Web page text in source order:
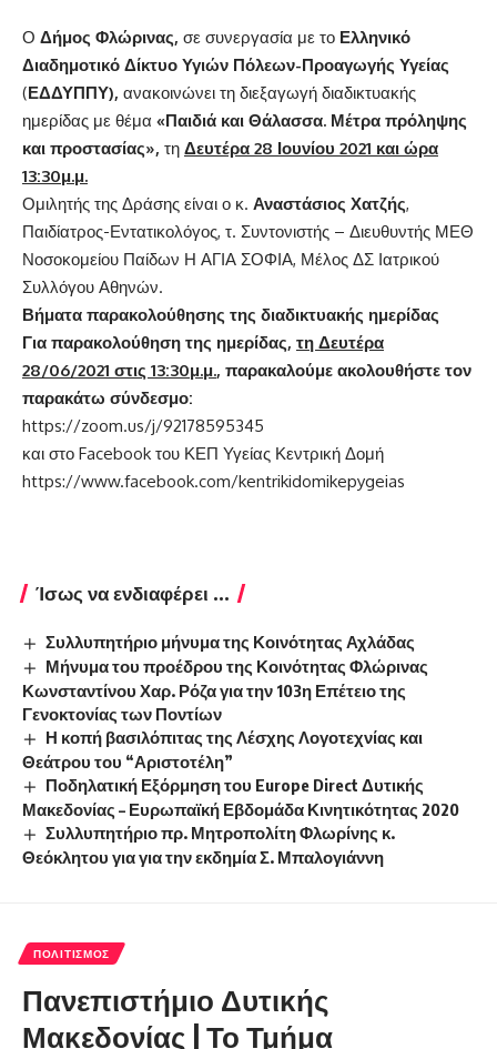
Ο Δήμος Φλώρινας, σε συνεργασία με το Ελληνικό
Διαδημοτικό Δίκτυο Υγιών Πόλεων-Προαγωγής Υγείας
(ΕΔΔΥΠΠΥ), ανακοινώνει τη διεξαγωγή διαδικτυακής
ημερίδας με θέμα «Παιδιά και Θάλασσα. Μέτρα πρόληψης
και προστασίας», τη Δευτέρα 28 Ιουνίου 2021 και ώρα
13:30μ.μ.
Ομιλητής της Δράσης είναι ο κ. Αναστάσιος Χατζής,
Παιδίατρος-Εντατικολόγος, τ. Συντονιστής – Διευθυντής ΜΕΘ
Νοσοκομείου Παίδων Η ΑΓΙΑ ΣΟΦΙΑ, Μέλος ΔΣ Ιατρικού
Συλλόγου Αθηνών.
Βήματα παρακολούθησης της διαδικτυακής ημερίδας
Για παρακολούθηση της ημερίδας, τη Δευτέρα
28/06/2021 στις 13:30μ.μ., παρακαλούμε ακολουθήστε τον
παρακάτω σύνδεσμο:
https://zoom.us/j/92178595345
και στο Facebook του ΚΕΠ Υγείας Κεντρική Δομή
https://www.facebook.com/kentrikidomikepygeias
Ίσως να ενδιαφέρει ...
Συλλυπητήριο μήνυμα της Κοινότητας Αχλάδας
Μήνυμα του προέδρου της Κοινότητας Φλώρινας
Κωνσταντίνου Χαρ. Ρόζα για την 103η Επέτειο της
Γενοκτονίας των Ποντίων
Η κοπή βασιλόπιτας της Λέσχης Λογοτεχνίας και
Θεάτρου του “Αριστοτέλη”
Ποδηλατική Εξόρμηση του Europe Direct Δυτικής
Μακεδονίας – Ευρωπαϊκή Εβδομάδα Κινητικότητας 2020
Συλλυπητήριο πρ. Μητροπολίτη Φλωρίνης κ.
Θεόκλητου για για την εκδημία Σ. Μπαλογιάννη
ΠΟΛΙΤΙΣΜΌΣ
Πανεπιστήμιο Δυτικής
Μακεδονίας | Το Τμήμα